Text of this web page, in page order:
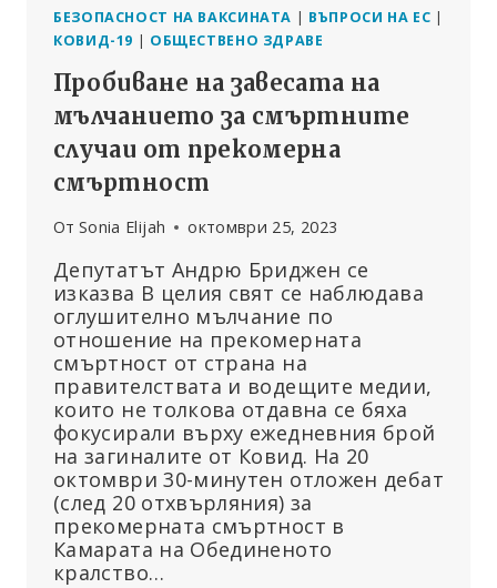
БЕЗОПАСНОСТ НА ВАКСИНАТА | ВЪПРОСИ НА ЕС |
КОВИД-19 | ОБЩЕСТВЕНО ЗДРАВЕ
Пробиване на завесата на
мълчанието за смъртните
случаи от прекомерна
смъртност
От Sonia Elijah октомври 25, 2023
Депутатът Андрю Бриджен се
изказва В целия свят се наблюдава
оглушително мълчание по
отношение на прекомерната
смъртност от страна на
правителствата и водещите медии,
които не толкова отдавна се бяха
фокусирали върху ежедневния брой
на загиналите от Ковид. На 20
октомври 30-минутен отложен дебат
(след 20 отхвърляния) за
прекомерната смъртност в
Камарата на Обединеното
кралство…